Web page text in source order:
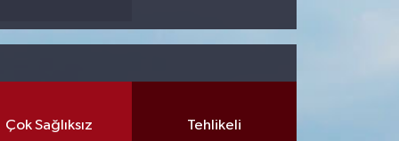
Çok Sağlıksız Tehlikeli